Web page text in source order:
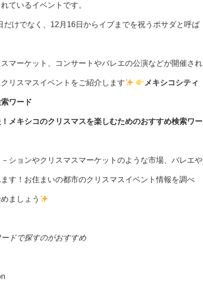
ているイベントです。
だけでなく、12月16日からイブまでを祝うポサダと呼ば
マーケット、コンサートやバレエの公演などが開催され
リスマスイベントをご紹介します メキシコシティ
ワード
メキシコのクリスマスを楽しむためのおすすめ検索ワー
ションやクリスマスマーケットのような市場、バレエや
す！お住まいの都市のクリスマスイベント情報を調べ
ましょう
ドで探すのがおすすめ